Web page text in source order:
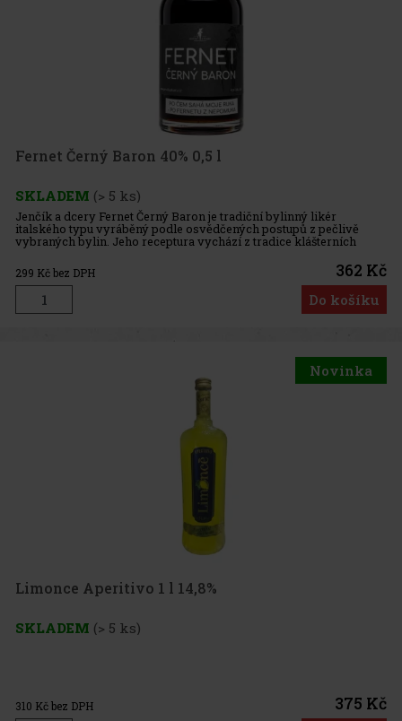
Fernet Černý Baron 40% 0,5 l
SKLADEM (> 5 ks)
Jenčík a dcery Fernet Černý Baron je tradiční bylinný likér
italského typu vyráběný podle osvědčených postupů z pečlivě
vybraných bylin. Jeho receptura vychází z tradice klášterních
fernetů, které vznikaly ve Středomoří již před několika staletími. M
299 Kč bez DPH 362 Kč
Do košíku
Novinka
Limonce Aperitivo 1 l 14,8%
SKLADEM (> 5 ks)
310 Kč bez DPH 375 Kč